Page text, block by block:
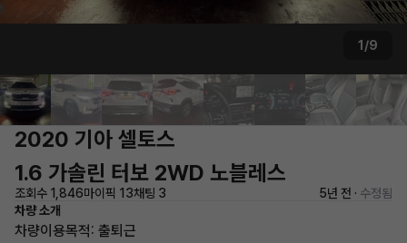
1/9
2020 기아 셀토스
1.6 가솔린 터보 2WD 노블레스
조회수 1,846마이픽 13채팅 3 5년 전 · 수정됨
차량 소개
차량이용목적: 출퇴근